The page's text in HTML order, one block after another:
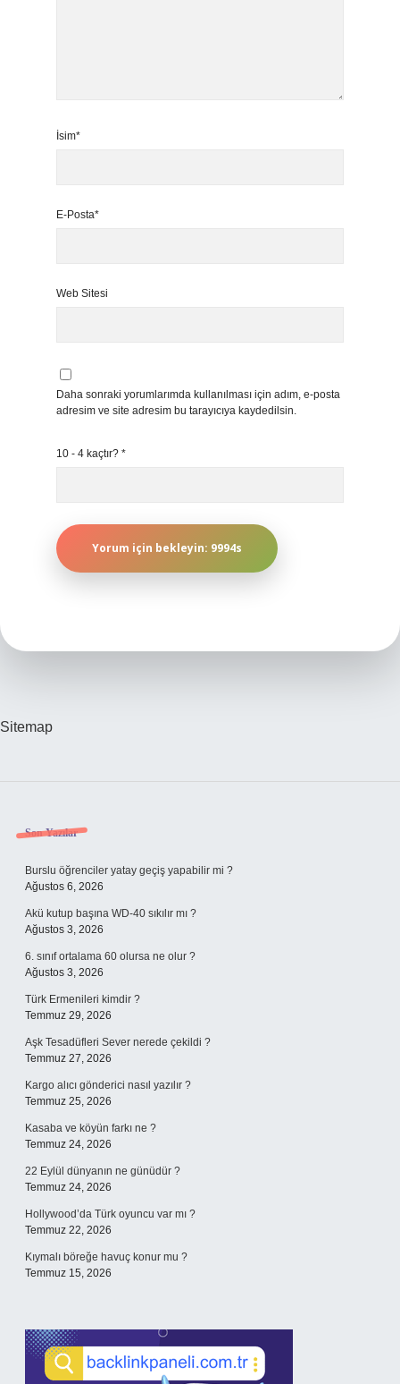
İsim*
E-Posta*
Web Sitesi
Daha sonraki yorumlarımda kullanılması için adım, e-posta
adresim ve site adresim bu tarayıcıya kaydedilsin.
10 - 4 kaçtır? *
Sitemap
Sidebar
Son Yazılar
Burslu öğrenciler yatay geçiş yapabilir mi ?
Ağustos 6, 2026
Akü kutup başına WD-40 sıkılır mı ?
Ağustos 3, 2026
6. sınıf ortalama 60 olursa ne olur ?
Ağustos 3, 2026
Türk Ermenileri kimdir ?
Temmuz 29, 2026
Aşk Tesadüfleri Sever nerede çekildi ?
Temmuz 27, 2026
Kargo alıcı gönderici nasıl yazılır ?
Temmuz 25, 2026
Kasaba ve köyün farkı ne ?
Temmuz 24, 2026
22 Eylül dünyanın ne günüdür ?
Temmuz 24, 2026
Hollywood’da Türk oyuncu var mı ?
Temmuz 22, 2026
Kıymalı böreğe havuç konur mu ?
Temmuz 15, 2026